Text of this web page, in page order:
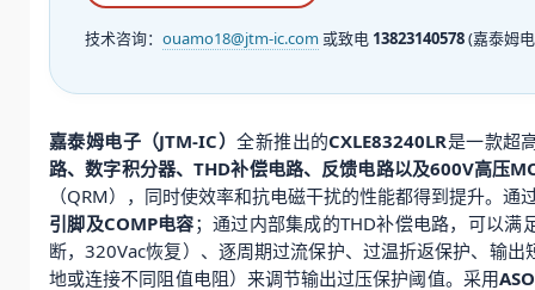
技术咨询： ouamo18@jtm-ic.com或致电 13823140578(嘉泰姆
嘉泰姆电子（JTM-IC）全新推出的CXLE83240LR是一款超
路、数字积分器、THD补偿电路、反馈电路以及600V高压
（QRM），同时使效率和抗电磁干扰的性能都得到提升。
引脚及COMP电容；通过内部集成的THD补偿电路，可以满
断，320Vac恢复）、逐周期过流保护、过温折返保护、输
地或连接不同阻值电阻）来调节输出过压保护阈值。采用